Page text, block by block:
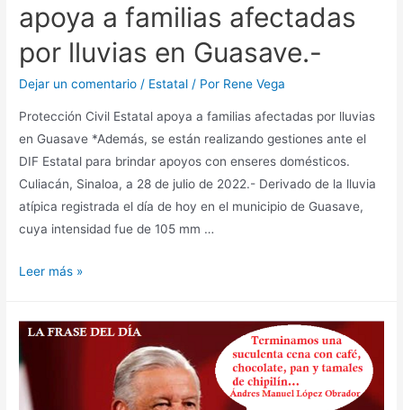
apoya a familias afectadas
por lluvias en Guasave.-
Dejar un comentario / Estatal / Por Rene Vega
Protección Civil Estatal apoya a familias afectadas por lluvias
en Guasave *Además, se están realizando gestiones ante el
DIF Estatal para brindar apoyos con enseres domésticos.
Culiacán, Sinaloa, a 28 de julio de 2022.- Derivado de la lluvia
atípica registrada el día de hoy en el municipio de Guasave,
cuya intensidad fue de 105 mm …
Leer más »